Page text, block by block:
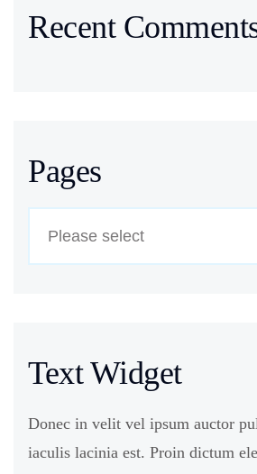
Recent
Pages
Text Widget
Donec in velit vel ipsum auctor
iaculis lacinia est. Proin dictum